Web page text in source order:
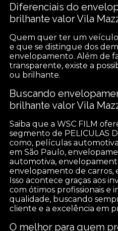
Diferenciais do
brilhante valor Vila
Quem quer ter um
e que se distingue dos
envelopamento. Além de
transparente, existe a
ou brilhante.
Buscando
brilhante valor Vila
Saiba que a WSC FILM
segmento de PELICULAS
como, películas
em São Paulo,
automotiva,
envelopamento de carros,
Isso acontece graças aos
com ótimos profissionais e
qualidade, buscando
cliente e a excelência em
O melhor para quem